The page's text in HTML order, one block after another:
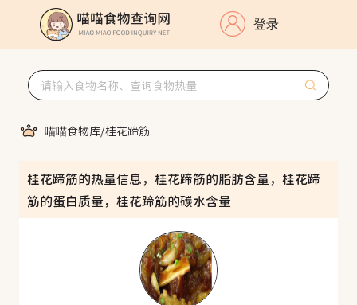
登录
喵喵食物库/桂花蹄筋
桂花蹄筋的热量信息，桂花蹄筋的脂肪含量，桂花蹄
筋的蛋白质量，桂花蹄筋的碳水含量